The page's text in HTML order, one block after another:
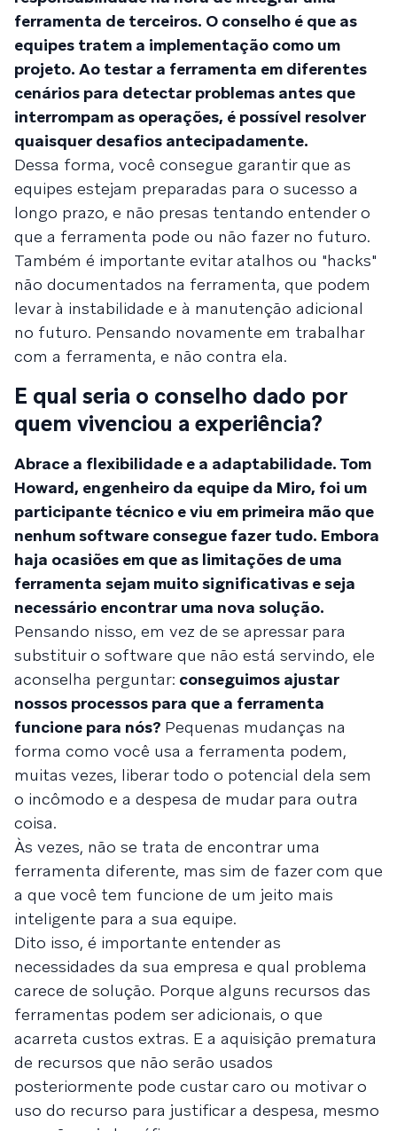
ferramenta de terceiros. O conselho é que as
equipes tratem a implementação como um
projeto. Ao testar a ferramenta em diferentes
cenários para detectar problemas antes que
interrompam as operações, é possível resolver
quaisquer desafios antecipadamente.
Dessa forma, você consegue garantir que as
equipes estejam preparadas para o sucesso a
longo prazo, e não presas tentando entender o
que a ferramenta pode ou não fazer no futuro.
Também é importante evitar atalhos ou "hacks"
não documentados na ferramenta, que podem
levar à instabilidade e à manutenção adicional
no futuro. Pensando novamente em trabalhar
com a ferramenta, e não contra ela.
E qual seria o conselho dado por
quem vivenciou a experiência?
Abrace a flexibilidade e a adaptabilidade. Tom
Howard, engenheiro da equipe da Miro, foi um
participante técnico e viu em primeira mão que
nenhum software consegue fazer tudo. Embora
haja ocasiões em que as limitações de uma
ferramenta sejam muito significativas e seja
necessário encontrar uma nova solução.
Pensando nisso, em vez de se apressar para
substituir o software que não está servindo, ele
aconselha perguntar: conseguimos ajustar
nossos processos para que a ferramenta
funcione para nós? Pequenas mudanças na
forma como você usa a ferramenta podem,
muitas vezes, liberar todo o potencial dela sem
o incômodo e a despesa de mudar para outra
coisa.
Às vezes, não se trata de encontrar uma
ferramenta diferente, mas sim de fazer com que
a que você tem funcione de um jeito mais
inteligente para a sua equipe.
Dito isso, é importante entender as
necessidades da sua empresa e qual problema
carece de solução. Porque alguns recursos das
ferramentas podem ser adicionais, o que
acarreta custos extras. E a aquisição prematura
de recursos que não serão usados
posteriormente pode custar caro ou motivar o
uso do recurso para justificar a despesa, mesmo